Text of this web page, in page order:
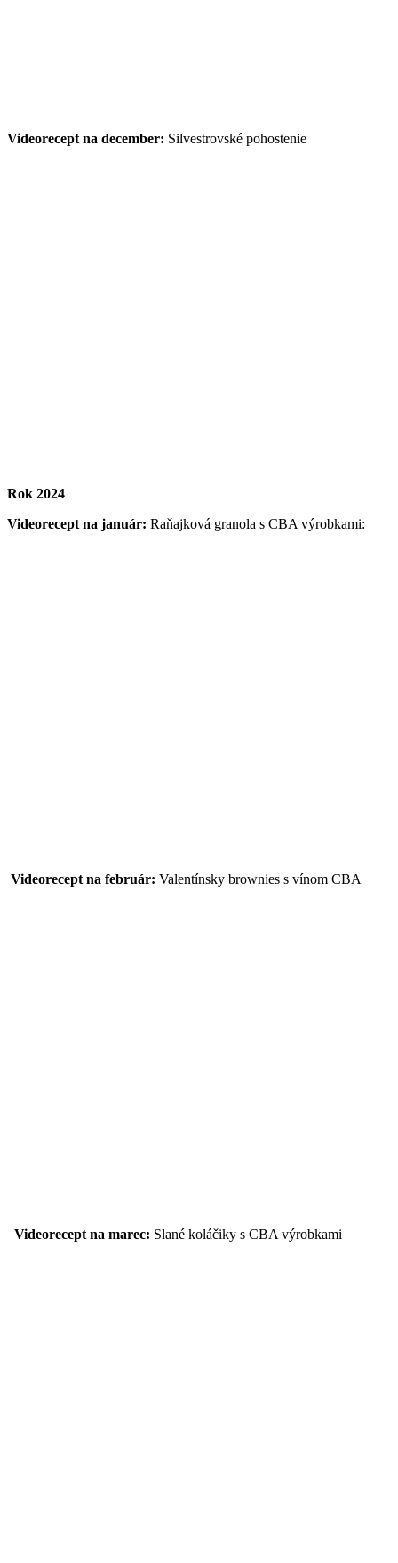
Videorecept na december: Silvestrovské pohostenie
Rok 2024
Videorecept na január: Raňajková granola s CBA výrobkami:
Videorecept na február: Valentínsky brownies s vínom CBA
Videorecept na marec: Slané koláčiky s CBA výrobkami